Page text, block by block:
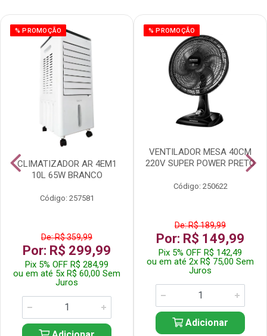
% PROMOÇÃO
CLIMATIZADOR AR 4EM1
10L 65W BRANCO
Código: 257581
De: R$ 359,99
Por: R$ 299,99
Pix 5% OFF R$ 284,99
ou em até 5x R$ 60,00 Sem
Juros
% PROMOÇÃO
VENTILADOR MESA 40CM
220V SUPER POWER PRETO
Código: 250622
De: R$ 189,99
Por: R$ 149,99
Pix 5% OFF R$ 142,49
ou em até 2x R$ 75,00 Sem
Juros
Adicionar